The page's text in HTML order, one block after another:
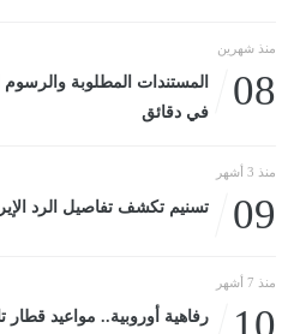
منذ شهرين
08
المستندات المطلوبة
في دقائق
منذ 3 أشهر
09 تسنيم تكشف تفاصيل الرد
منذ 7 أشهر
رفاهية أوروبية.. مواعيد قطار